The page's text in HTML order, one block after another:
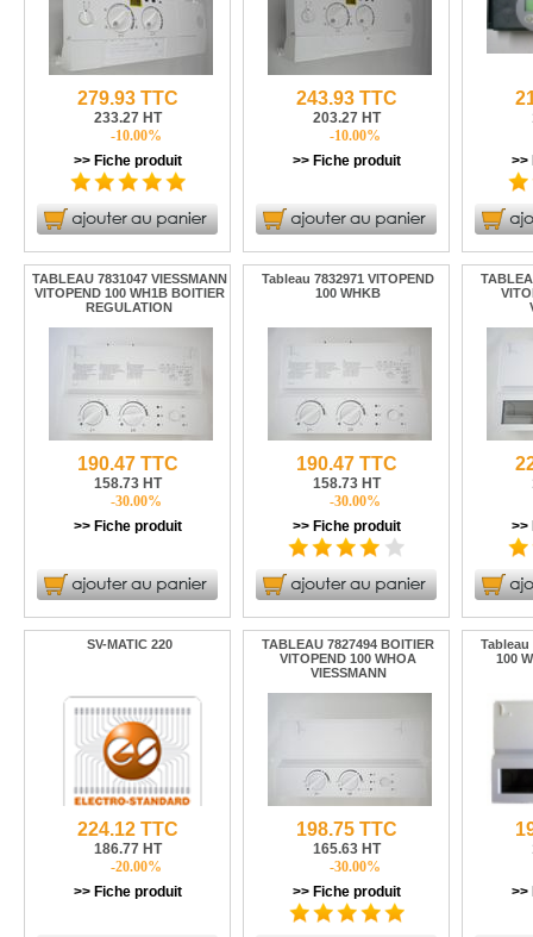
279.93 TTC
233.27 HT
-10.00%
>> Fiche produit
243.93 TTC
203.27 HT
-10.00%
>> Fiche produit
>>
TABLEAU 7831047 VIESSMANN
VITOPEND 100 WH1B BOITIER
REGULATION
190.47 TTC
158.73 HT
-30.00%
>> Fiche produit
Tableau 7832971 VITOPEND
100 WHKB
190.47 TTC
158.73 HT
-30.00%
>> Fiche produit
>>
SV-MATIC 220
224.12 TTC
186.77 HT
-20.00%
>> Fiche produit
TABLEAU 7827494 BOITIER
VITOPEND 100 WHOA
VIESSMANN
198.75 TTC
165.63 HT
-30.00%
>> Fiche produit
Tableau
100
>>